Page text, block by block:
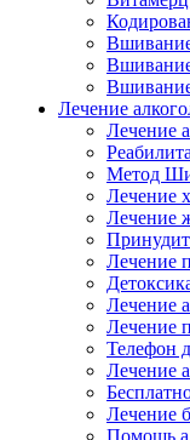
Лечение
Лечение
Метод
Лечение
Лечение
Лечение
Лечение
Лечение
Телефон
Лечение
Лечение
Помощь